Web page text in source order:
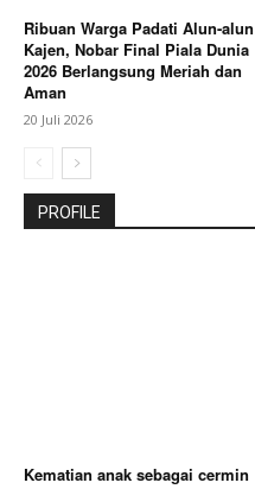
Ribuan Warga Padati Alun-alun
Kajen, Nobar Final Piala Dunia
2026 Berlangsung Meriah dan
Aman
20 Juli 2026
PROFILE
Kematian anak sebagai cermin